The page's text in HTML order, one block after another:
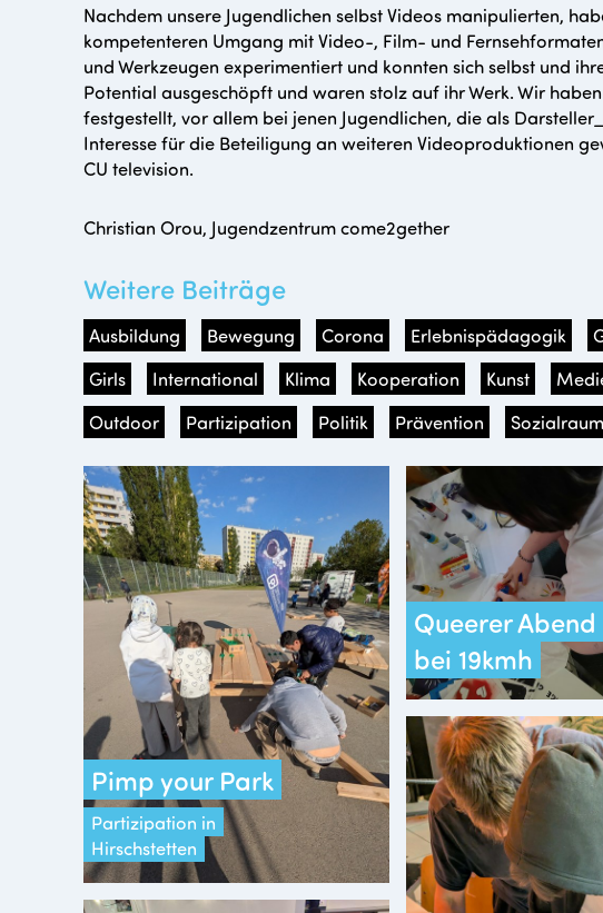
Nachdem unsere Jugendlichen selbst Videos manipulierten,
kompetenteren Umgang mit Video-, Film- und
und Werkzeugen experimentiert und konnten sich selbst und
Potential ausgeschöpft und waren stolz auf ihr Werk. Wir
festgestellt, vor allem bei jenen Jugendlichen, die als
Interesse für die Beteiligung an weiteren Videoproduktionen
CU television.
Christian Orou, Jugendzentrum come2gether
Weitere Beiträge
Ausbildung Bewegung Corona Erlebnispädagogik
Girls
International Klima Kooperation Kunst
Outdoor
Partizipation Politik Prävention
Pimp your Park
Partizipation in
Hirschstetten
Queerer Abend
bei 19kmh